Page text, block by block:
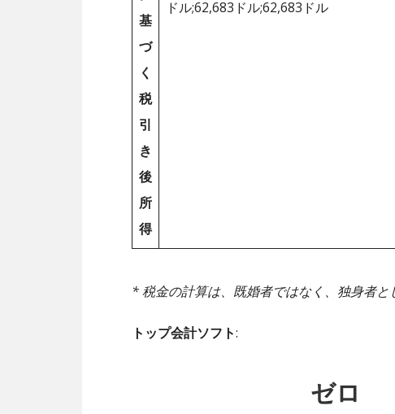
基
づ
く
税
引
き
後
所
得
ドル;62,683ドル;62,683ドル
* 税金の計算は、既婚者ではなく、独身者と
トップ会計ソフト:
ゼロ